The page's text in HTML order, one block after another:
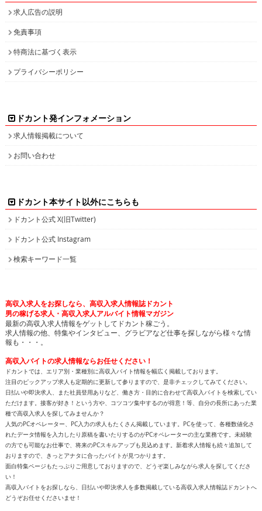
求人広告の説明
免責事項
特商法に基づく表示
プライバシーポリシー
ドカント発インフォメーション
求人情報掲載について
お問い合わせ
ドカント本サイト以外にこちらも
ドカント公式 X(旧Twitter)
ドカント公式 Instagram
検索キーワード一覧
高収入求人をお探しなら、高収入求人情報誌ドカント
男の稼げる求人・高収入求人アルバイト情報マガジン
最新の高収入求人情報をゲットしてドカント稼ごう。
求人情報の他、特集やインタビュー、グラビアなど仕事を探しながら様々な情
報も・・・。
高収入バイトの求人情報ならお任せください！
ドカントでは、エリア別・業種別に高収入バイト情報を幅広く掲載しております。
注目のピックアップ求人も定期的に更新して参りますので、是非チェックしてみてください。
日払いや即決求人、また社員登用ありなど、働き方・目的に合わせて高収入バイトを検索してい
ただけます。接客が好き！という方や、コツコツ集中するのが得意！等、自分の長所にあった業
種で高収入求人を探してみませんか？
人気のPCオペレーター、PC入力の求人もたくさん掲載しています。PCを使って、各種数値化さ
れたデータ情報を入力したり原稿を書いたりするのがPCオペレーターの主な業務です。未経験
の方でも可能なお仕事で、将来のPCスキルアップも見込めます。新着求人情報も続々追加して
おりますので、きっとアナタに合ったバイトが見つかります。
面白特集ページもたっぷりご用意しておりますので、どうぞ楽しみながら求人を探してくださ
い！
高収入バイトをお探しなら、日払いや即決求人を多数掲載している高収入求人情報誌ドカントへ
どうぞお任せくださいませ！